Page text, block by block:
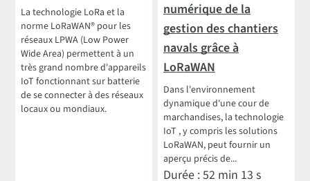
La technologie LoRa et la
norme LoRaWAN® pour les
réseaux LPWA (Low Power
Wide Area) permettent à un
très grand nombre d'appareils
IoT fonctionnant sur batterie
de se connecter à des réseaux
locaux ou mondiaux.
numérique de la
gestion des chantiers
navals grâce à
LoRaWAN
Dans l'environnement
dynamique d'une cour de
marchandises, la technologie
IoT , y compris les solutions
LoRaWAN, peut fournir un
aperçu précis de...
Durée : 52 min 13 s